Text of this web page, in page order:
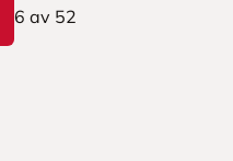
6 av 52